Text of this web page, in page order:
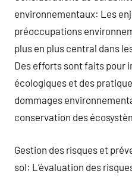
environnementaux: Les
préoccupations
plus en plus central dans
Des efforts sont faits pour
écologiques et des
dommages
conservation des
Gestion des risques et
sol: L’évaluation des